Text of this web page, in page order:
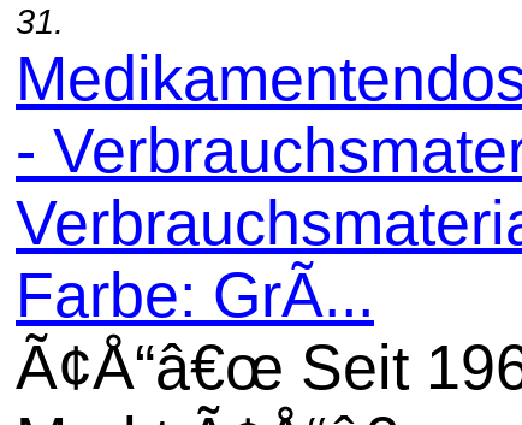
31.
-
Farbe: GrÃ...
Ã¢Å“â€œ Seit